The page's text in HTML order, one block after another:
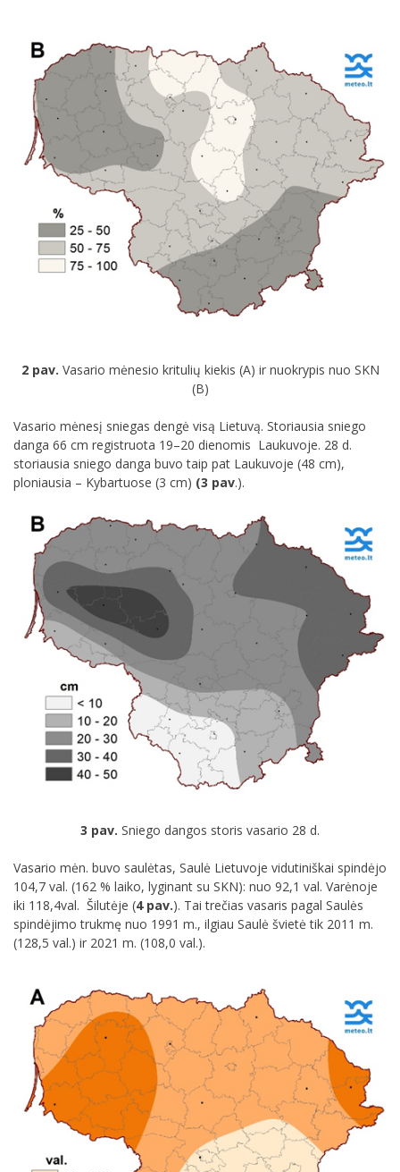
2 pav. Vasario mėnesio kritulių kiekis (A) ir nuokrypis nuo SKN
(B)
Vasario mėnesį sniegas dengė visą Lietuvą. Storiausia sniego
danga 66 cm registruota 19–20 dienomis Laukuvoje. 28 d.
storiausia sniego danga buvo taip pat Laukuvoje (48 cm),
ploniausia – Kybartuose (3 cm) (3 pav.).
3 pav. Sniego dangos storis vasario 28 d.
Vasario mėn. buvo saulėtas, Saulė Lietuvoje vidutiniškai spindėjo
104,7 val. (162 % laiko, lyginant su SKN): nuo 92,1 val. Varėnoje
iki 118,4val. Šilutėje (4 pav.). Tai trečias vasaris pagal Saulės
spindėjimo trukmę nuo 1991 m., ilgiau Saulė švietė tik 2011 m.
(128,5 val.) ir 2021 m. (108,0 val.).